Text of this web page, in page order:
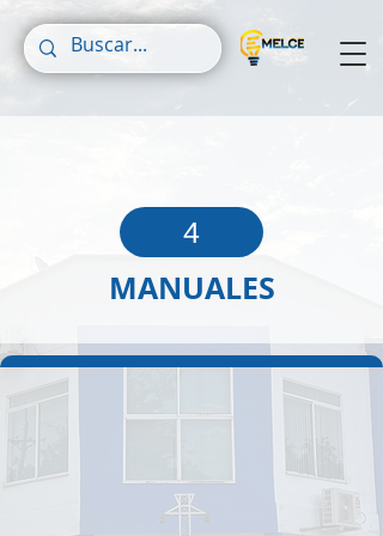
4
MANUALES